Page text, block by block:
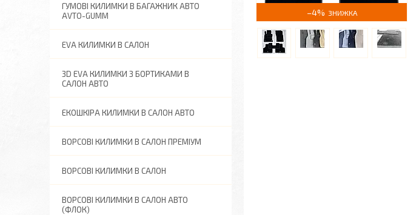
–4%
ГУМОВІ КИЛИМКИ В БАГАЖНИК АВТО
AVTO-GUMM
EVA КИЛИМКИ В САЛОН
3D EVA КИЛИМКИ З БОРТИКАМИ В
САЛОН АВТО
ЕКОШКІРА КИЛИМКИ В САЛОН АВТО
ВОРСОВІ КИЛИМКИ В САЛОН ПРЕМІУМ
ВОРСОВІ КИЛИМКИ В САЛОН
ВОРСОВІ КИЛИМКИ В САЛОН АВТО
(ФЛОК)